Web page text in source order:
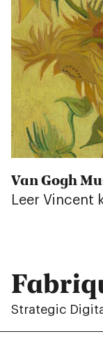
Van Gogh
Leer Vincent
Strategic